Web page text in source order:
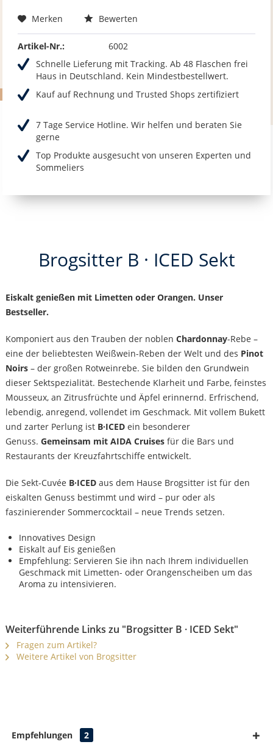
Merken Bewerten
Artikel-Nr.:
6002
Schnelle Lieferung mit Tracking. Ab 48 Flaschen frei
Haus in Deutschland. Kein Mindestbestellwert.
Kauf auf Rechnung und Trusted Shops zertifiziert
7 Tage Service Hotline. Wir helfen und beraten Sie
gerne
Top Produkte ausgesucht von unseren Experten und
Sommeliers
Brogsitter B · ICED Sekt
Eiskalt genießen mit Limetten oder Orangen. Unser
Bestseller.
Komponiert aus den Trauben der noblen Chardonnay-Rebe –
eine der beliebtesten Weißwein-Reben der Welt und des Pinot
Noirs– der großen Rotweinrebe. Sie bilden den Grundwein
dieser Sektspezialität. Bestechende Klarheit und Farbe, feinstes
Mousseux, an Zitrusfrüchte und Äpfel erinnernd. Erfrischend,
lebendig, anregend, vollendet im Geschmack. Mit vollem Bukett
und zarter Perlung ist B·ICEDein besonderer
Genuss. Gemeinsam mit AIDA Cruisesfür die Bars und
Restaurants der Kreuzfahrtschiffe entwickelt.
Die Sekt-Cuvée B·ICEDaus dem Hause Brogsitter ist für den
eiskalten Genuss bestimmt und wird – pur oder als
faszinierender Sommercocktail – neue Trends setzen.
Innovatives Design
Eiskalt auf Eis genießen
Empfehlung: Servieren Sie ihn nach Ihrem individuellen
Geschmack mit Limetten- oder Orangenscheiben um das
Aroma zu intensivieren.
Weiterführende Links zu "Brogsitter B · ICED Sekt"
Fragen zum Artikel?
Weitere Artikel von Brogsitter
Empfehlungen 2